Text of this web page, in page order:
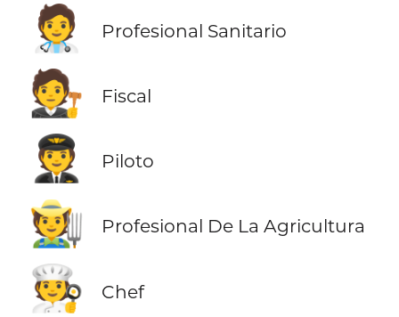
🧑‍⚕️ Profesional Sanitario
🧑‍⚖️ Fiscal
🧑‍✈️ Piloto
🧑‍🌾 Profesional De La Agricultura
🧑‍🍳 Chef